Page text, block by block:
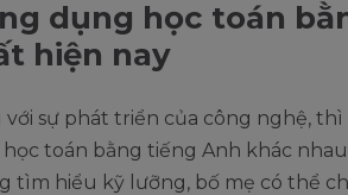
dụng học toán
hiện nay
với sự phát triển của công nghệ,
học toán bằng tiếng Anh khác
tìm hiểu kỹ lưỡng, bố mẹ có thể